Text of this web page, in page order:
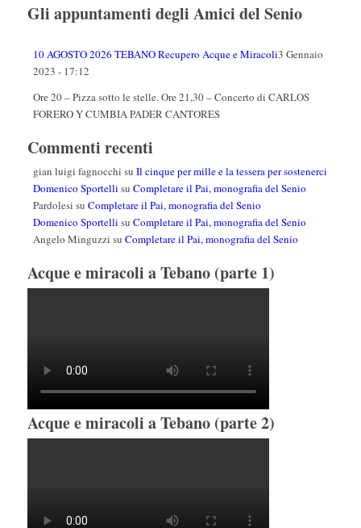
Gli appuntamenti degli Amici del Senio
10 AGOSTO 2026 TEBANO Recupero Acque e Miracoli3 Gennaio
2023 - 17:12
Ore 20 – Pizza sotto le stelle. Ore 21,30 – Concerto di CARLOS
FORERO Y CUMBIA PADER CANTORES
Commenti recenti
gian luigi fagnocchi su Il cinque per mille e la tessera per sostenerci
Domenico Sportelli su Completare il Pai, monografia del Senio
Pardolesi su Completare il Pai, monografia del Senio
Domenico Sportelli su Completare il Pai, monografia del Senio
Angelo Minguzzi su Completare il Pai, monografia del Senio
Acque e miracoli a Tebano (parte 1)
Acque e miracoli a Tebano (parte 2)